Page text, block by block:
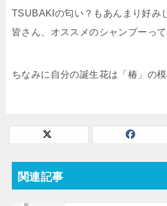
TSUBAKIの匂い？もあんまり好み
皆さん、オススメのシャンプーっ
ちなみに自分の誕生花は「椿」の
関連記事